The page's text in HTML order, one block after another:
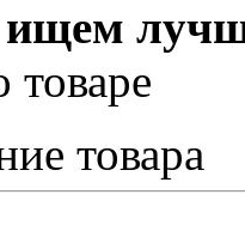
ищем
товара